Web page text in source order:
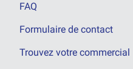
FAQ
Formulaire de contact
Trouvez votre commercial